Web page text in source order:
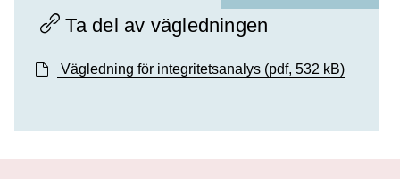
Ta del av vägledningen
Vägledning för integritetsanalys (pdf, 532 kB)